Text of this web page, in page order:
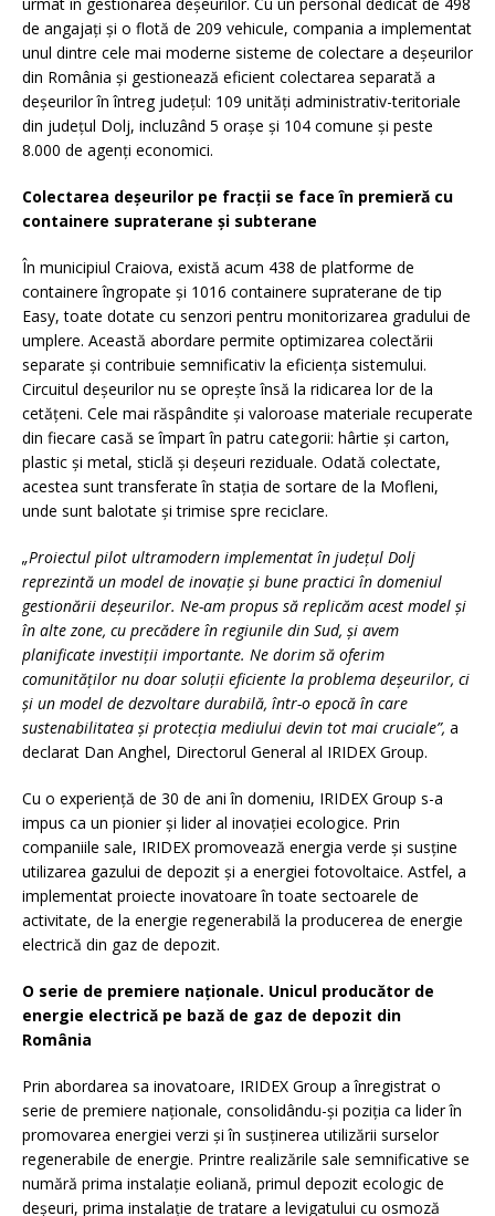
de angajați și o flotă de 209 vehicule, compania a implementat
unul dintre cele mai moderne sisteme de colectare a deșeurilor
din România și gestionează eficient colectarea separată a
deșeurilor în întreg județul: 109 unități administrativ-teritoriale
din județul Dolj, incluzând 5 orașe și 104 comune și peste
8.000 de agenți economici.
Colectarea deşeurilor pe fracţii se face în premieră cu
containere supraterane şi subterane
În municipiul Craiova, există acum 438 de platforme de
containere îngropate și 1016 containere supraterane de tip
Easy, toate dotate cu senzori pentru monitorizarea gradului de
umplere. Această abordare permite optimizarea colectării
separate și contribuie semnificativ la eficiența sistemului.
Circuitul deşeurilor nu se opreşte însă la ridicarea lor de la
cetăţeni. Cele mai răspândite și valoroase materiale recuperate
din fiecare casă se împart în patru categorii: hârtie şi carton,
plastic şi metal, sticlă şi deşeuri reziduale. Odată colectate,
acestea sunt transferate în stația de sortare de la Mofleni,
unde sunt balotate și trimise spre reciclare.
„Proiectul pilot ultramodern implementat în județul Dolj
reprezintă un model de inovație și bune practici în domeniul
gestionării deșeurilor. Ne-am propus să replicăm acest model și
în alte zone, cu precădere în regiunile din Sud, și avem
planificate investiții importante. Ne dorim să oferim
comunităților nu doar soluții eficiente la problema deșeurilor, ci
și un model de dezvoltare durabilă, într-o epocă în care
sustenabilitatea și protecția mediului devin tot mai cruciale”, a
declarat Dan Anghel, Directorul General al IRIDEX Group.
Cu o experiență de 30 de ani în domeniu, IRIDEX Group s-a
impus ca un pionier și lider al inovației ecologice. Prin
companiile sale, IRIDEX promovează energia verde și susține
utilizarea gazului de depozit și a energiei fotovoltaice. Astfel, a
implementat proiecte inovatoare în toate sectoarele de
activitate, de la energie regenerabilă la producerea de energie
electrică din gaz de depozit.
O serie de premiere naționale. Unicul producător de
energie electrică pe bază de gaz de depozit din
România
Prin abordarea sa inovatoare, IRIDEX Group a înregistrat o
serie de premiere naționale, consolidându-și poziția ca lider în
promovarea energiei verzi și în susținerea utilizării surselor
regenerabile de energie. Printre realizările sale semnificative se
numără prima instalație eoliană, primul depozit ecologic de
deșeuri, prima instalație de tratare a levigatului cu osmoză